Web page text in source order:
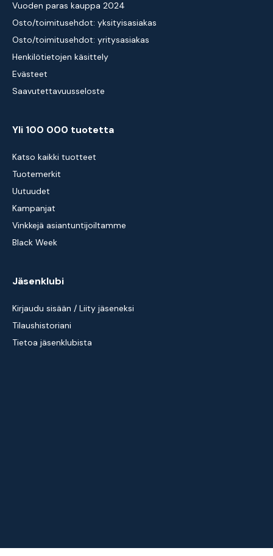
Vuoden paras kauppa 2024
Osto/toimitusehdot: yksityisasiakas
Osto/toimitusehdot: yritysasiakas
Henkilötietojen käsittely
Evästeet
Saavutettavuusseloste
Yli 100 000 tuotetta
Katso kaikki tuotteet
Tuotemerkit
Uutuudet
Kampanjat
Vinkkejä asiantuntijoiltamme
Black Week
Jäsenklubi
Kirjaudu sisään / Liity jäseneksi
Tilaushistoriani
Tietoa jäsenklubista